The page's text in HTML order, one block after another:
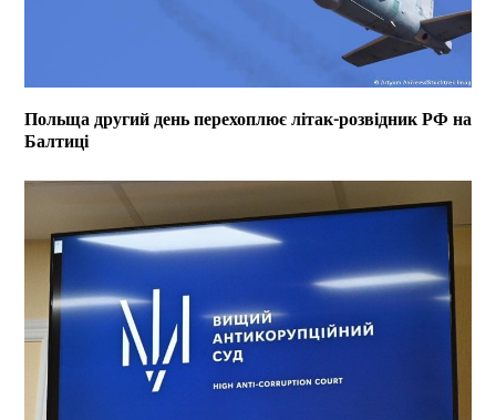
Польща другий день перехоплює літак-розвідник РФ на
Балтиці